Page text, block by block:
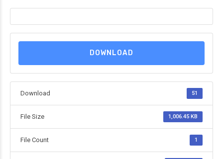
DOWNLOAD
Download 51
File Size 1,006.45 KB
File Count 1